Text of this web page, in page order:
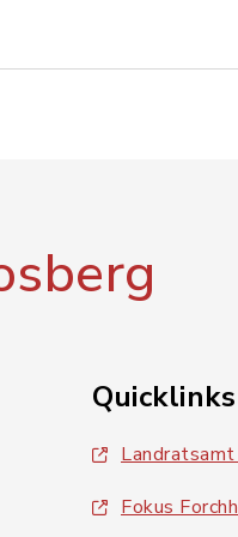
Quicklinks
Landratsamt
Fokus